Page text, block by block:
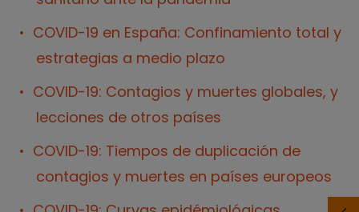
COVID-19 en España: Confinamiento total y
estrategias a medio plazo
COVID-19: Contagios y muertes globales, y
lecciones de otros países
COVID-19: Tiempos de duplicación de
contagios y muertes en países europeos